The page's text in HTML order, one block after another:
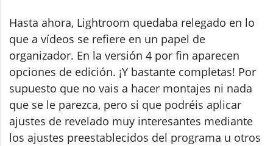
Hasta ahora, Lightroom quedaba relegado en lo
que a vídeos se refiere en un papel de
organizador. En la versión 4 por fin aparecen
opciones de edición. ¡Y bastante completas! Por
supuesto que no vais a hacer montajes ni nada
que se le parezca, pero si que podréis aplicar
ajustes de revelado muy interesantes mediante
los ajustes preestablecidos del programa u otros